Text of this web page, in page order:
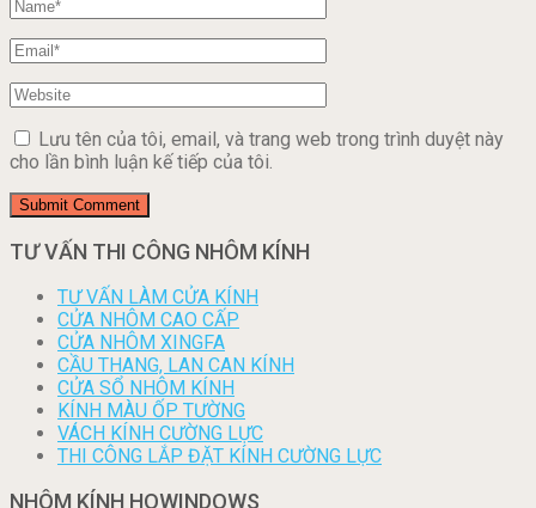
Lưu tên của tôi, email, và trang web trong trình duyệt này
cho lần bình luận kế tiếp của tôi.
TƯ VẤN THI CÔNG NHÔM KÍNH
TƯ VẤN LÀM CỬA KÍNH
CỬA NHÔM CAO CẤP
CỬA NHÔM XINGFA
CẦU THANG, LAN CAN KÍNH
CỬA SỔ NHÔM KÍNH
KÍNH MÀU ỐP TƯỜNG
VÁCH KÍNH CƯỜNG LỰC
THI CÔNG LẮP ĐẶT KÍNH CƯỜNG LỰC
NHÔM KÍNH HOWINDOWS